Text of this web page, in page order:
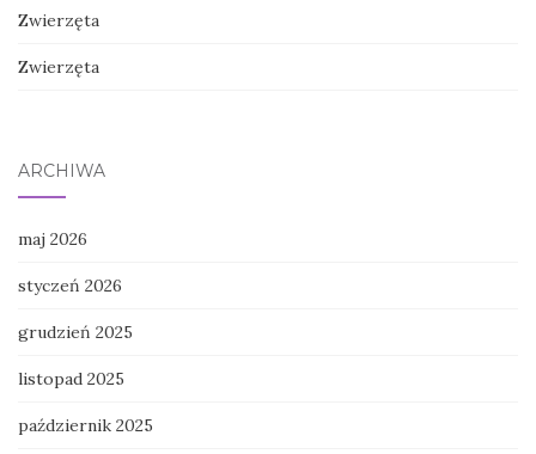
Zwierzęta
Zwierzęta
ARCHIWA
maj 2026
styczeń 2026
grudzień 2025
listopad 2025
październik 2025